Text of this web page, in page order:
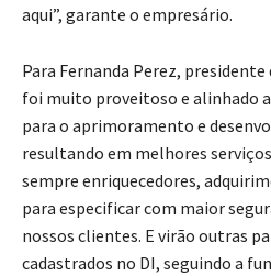
aqui”, garante o empresário.
Para Fernanda Perez,
foi muito proveitoso e alinhado
para o aprimoramento e
resultando em melhores
sempre enriquecedores,
para especificar com maior
nossos clientes. E virão outras
cadastrados no DI, seguindo a